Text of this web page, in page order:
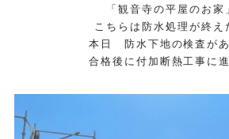
「観音寺の平屋のお
こちらは防水処理が終え
本日 防水下地の検査が
合格後に付加断熱工事に